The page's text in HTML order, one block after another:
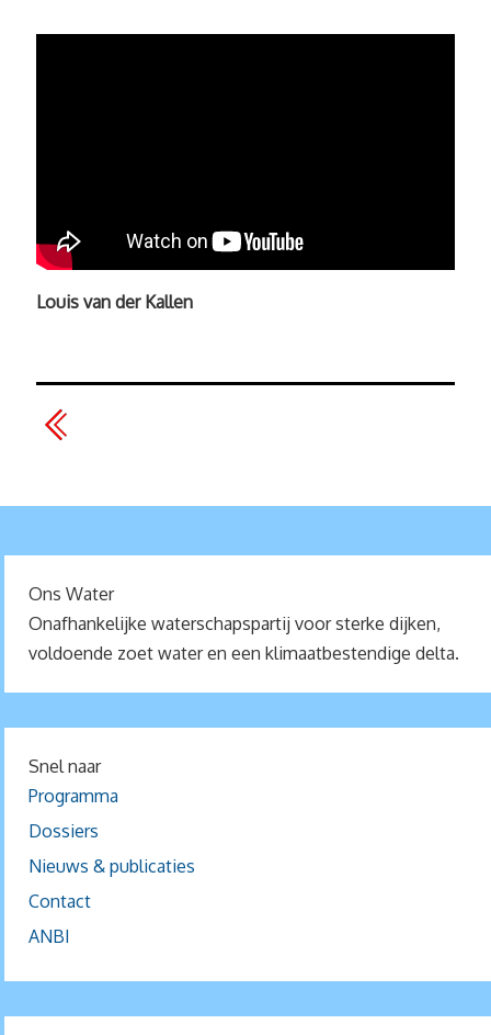
Louis van der Kallen
Ons Water
Onafhankelijke waterschapspartij voor sterke dijken,
voldoende zoet water en een klimaatbestendige delta.
Snel naar
Programma
Dossiers
Nieuws & publicaties
Contact
ANBI